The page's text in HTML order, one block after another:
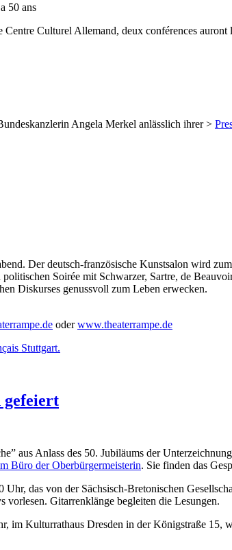
50 ans
Centre Culturel Allemand, deux conférences
Angela Merkel anlässlich ihrer >
Der deutsch-französische Kunstsalon wird
Soirée mit Schwarzer, Sartre, de
Diskurses genussvoll zum Leben erwecken.
oderwww.theaterrampe.de
Stuttgart.
gefeiert
aus Anlass des 50. Jubiläums der
Büro der Oberbürgermeisterin. Sie finden das
das von der Sächsisch-Bretonischen
vorlesen. Gitarrenklänge begleiten die Lesungen.
im Kulturrathaus Dresden in der Königstraße 15,